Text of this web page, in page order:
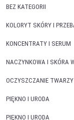
BEZ KATEGORII
KOLORYT SKÓRY I
KONCENTRATY I SERUM
NACZYNKOWA I SKÓRA
OCZYSZCZANIE
PIĘKNO I URODA
PIĘKNO I URODA